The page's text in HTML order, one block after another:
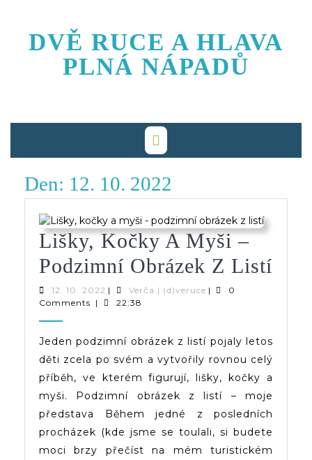
content
DVĚ RUCE A HLAVA
PLNÁ NÁPADŮ
Den: 12. 10. 2022
Lišky, Kočky A Myši –
Podzimní Obrázek Z Listí
–
12. 10. 2022 12.
10.
| Verča | (d)veruceVerča
|
0
Comments | 22:38
Jeden podzimní obrázek z listí pojaly letos
děti zcela po svém a vytvořily rovnou celý
příběh, ve kterém figurují, lišky, kočky a
myši. Podzimní obrázek z listí – moje
představa Během jedné z posledních
procházek (kde jsme se toulali, si budete
moci brzy přečíst na mém turistickém